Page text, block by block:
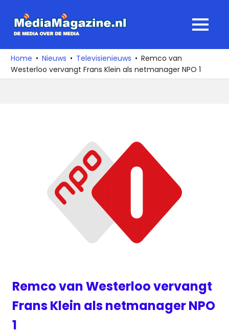
naar
media
over
de
MENU
Home Nieuws Televisienieuws
Remco van
Westerloo vervangt Frans Klein als netmanager NPO 1
Remco van Westerloo vervangt
Frans Klein als netmanager NPO
1